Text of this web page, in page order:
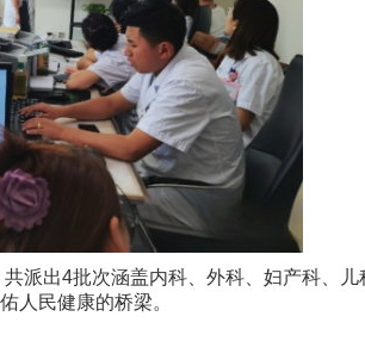
派出4批次涵盖内科、外科、妇产科、
人民健康的桥梁。